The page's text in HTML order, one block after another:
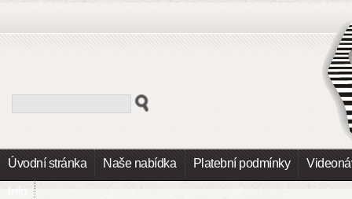
Úvodní stránka Naše nabídka Platební podmínky
Info